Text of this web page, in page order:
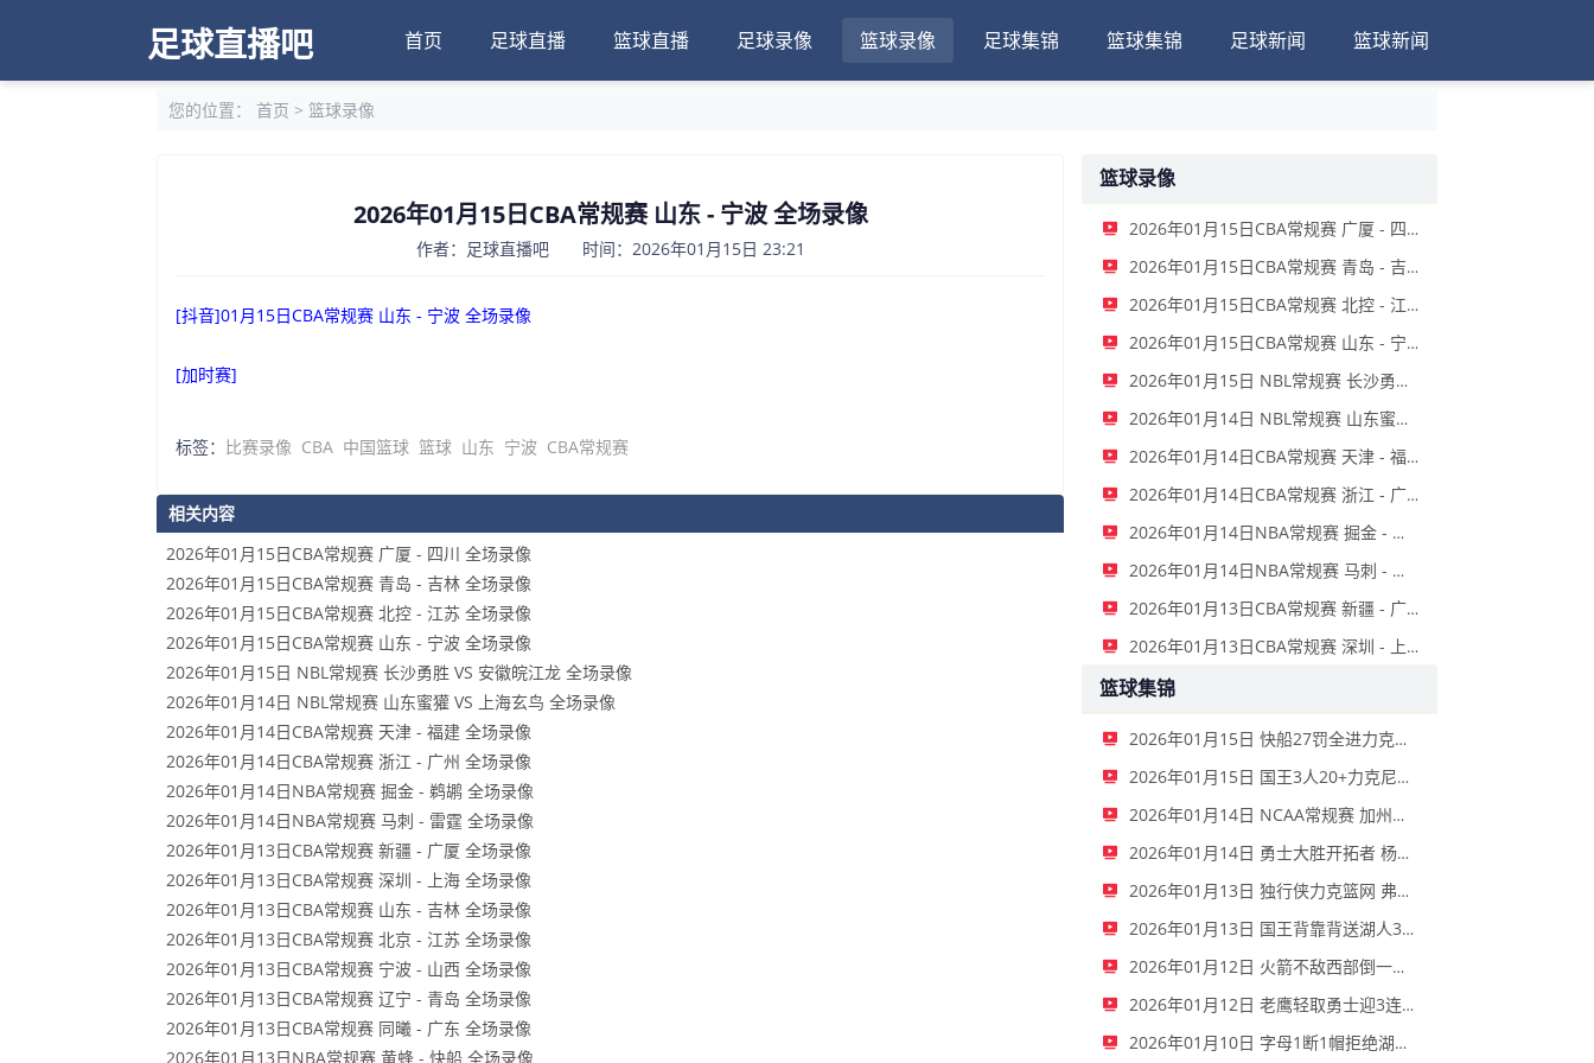
足球直播吧 首页 足球直播 篮球直播 足球录像 篮球录像 足球集锦 篮球集锦 足球新闻 篮球新闻
您的位置： 首页 > 篮球录像
2026年01月15日CBA常规赛 山东 - 宁波 全场录像
作者：足球直播吧 时间：2026年01月15日 23:21
[抖音]01月15日CBA常规赛 山东 - 宁波 全场录像
[加时赛]
标签： 比赛录像 CBA 中国篮球 篮球 山东 宁波 CBA常规赛
相关内容
2026年01月15日CBA常规赛 广厦 - 四川 全场录像
2026年01月15日CBA常规赛 青岛 - 吉林 全场录像
2026年01月15日CBA常规赛 北控 - 江苏 全场录像
2026年01月15日CBA常规赛 山东 - 宁波 全场录像
2026年01月15日 NBL常规赛 长沙勇胜 VS 安徽皖江龙 全场录像
2026年01月14日 NBL常规赛 山东蜜獾 VS 上海玄鸟 全场录像
2026年01月14日CBA常规赛 天津 - 福建 全场录像
2026年01月14日CBA常规赛 浙江 - 广州 全场录像
2026年01月14日NBA常规赛 掘金 - 鹈鹕 全场录像
2026年01月14日NBA常规赛 马刺 - 雷霆 全场录像
2026年01月13日CBA常规赛 新疆 - 广厦 全场录像
2026年01月13日CBA常规赛 深圳 - 上海 全场录像
2026年01月13日CBA常规赛 山东 - 吉林 全场录像
2026年01月13日CBA常规赛 北京 - 江苏 全场录像
2026年01月13日CBA常规赛 宁波 - 山西 全场录像
2026年01月13日CBA常规赛 辽宁 - 青岛 全场录像
2026年01月13日CBA常规赛 同曦 - 广东 全场录像
2026年01月13日NBA常规赛 黄蜂 - 快船 全场录像
篮球录像
2026年01月15日CBA常规赛 广厦 - 四川 全场录像
2026年01月15日CBA常规赛 青岛 - 吉林 全场录像
2026年01月15日CBA常规赛 北控 - 江苏 全场录像
2026年01月15日CBA常规赛 山东 - 宁波 全场录像
2026年01月15日 NBL常规赛 长沙勇胜 VS 安徽皖江龙 全场录像
2026年01月14日 NBL常规赛 山东蜜獾 VS 上海玄鸟 全场录像
2026年01月14日CBA常规赛 天津 - 福建 全场录像
2026年01月14日CBA常规赛 浙江 - 广州 全场录像
2026年01月14日NBA常规赛 掘金 - 鹈鹕 全场录像
2026年01月14日NBA常规赛 马刺 - 雷霆 全场录像
2026年01月13日CBA常规赛 新疆 - 广厦 全场录像
2026年01月13日CBA常规赛 深圳 - 上海 全场录像
篮球集锦
2026年01月15日 快船27罚全进力克奇才迎来4连胜 哈登22+5+8 伦纳德33分4断
2026年01月15日 国王3人20+力克尼克斯 德罗赞里程碑 威少11助 布伦森伤退
2026年01月14日 NCAA常规赛 加州圣玛丽大学 82 - 68 旧金山大学 全场集锦
2026年01月14日 勇士大胜开拓者 杨瀚森3分2板 巴特勒16+6+5 库里9中2送11助
2026年01月13日 独行侠力克篮网 弗拉格27+5+5 克莱18分 小波特28+9
2026年01月13日 国王背靠背送湖人3连败 东契奇空砍42+7+8+4断 威少22+5+7
2026年01月12日 火箭不敌西部倒一国王遭遇3连败！申京复出19+9 阿门31+13+6
2026年01月12日 老鹰轻取勇士迎3连胜 约翰逊23+11+6 CJ首秀12分 库里31+5
2026年01月10日 字母1断1帽拒绝湖人逆转 詹姆斯26+9+10 东契奇25中8&致命6犯